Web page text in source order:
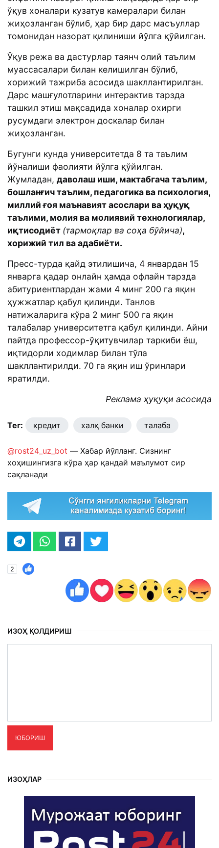
ўқув хоналари кузатув камералари билан
жиҳозланган бўлиб, ҳар бир дарс масъуллар
томонидан назорат қилиниши йўлга қўйилган.
Ўқув режа ва дастурлар таянч олий таълим
муассасалари билан келишилган бўлиб,
хорижий тажриба асосида шакллантирилган.
Дарс машғулотларини интерактив тарзда
ташкил этиш мақсадида хоналар охирги
русумдаги электрон доскалар билан
жиҳозланган.
Бугунги кунда университетда 8 та таълим
йўналиши фаолияти йўлга қўйилган.
Жумладан, даволаш иши, мактабгача таълим,
бошланғич таълим, педагогика ва психология,
миллий ғоя маънавият асослари ва ҳуқуқ
таълими, молия ва молиявий технологиялар,
иқтисодиёт (тармоқлар ва соҳа бўйича),
хорижий тил ва адабиёти.
Пресс-турда қайд этилишича, 4 январдан 15
январга қадар онлайн ҳамда офлайн тарзда
абитуриентлардан жами 4 минг 200 га яқин
ҳужжатлар қабул қилинди. Танлов
натижаларига кўра 2 минг 500 га яқин
талабалар университетга қабул қилинди. Aйни
пайтда профессор-ўқитувчилар таркиби ёш,
иқтидорли ходимлар билан тўла
шакллантирилди. 70 га яқин иш ўринлари
яратилди.
Реклама ҳуқуқи асосида
Тег: кредит халқ банки талаба
@rost24_uz_bot — Хабар йўлланг. Сизнинг
хоҳишингизга кўра ҳар қандай маълумот сир
сақланади
2
ИЗОҲ ҚОЛДИРИШ
ЮБОРИШ
ИЗОҲЛАР